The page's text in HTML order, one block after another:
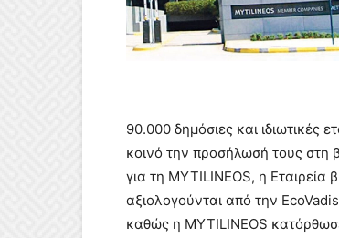
90.000 δημόσιες και ιδιωτικές
κοινό την προσήλωσή τους στη
για τη MYTILINEOS, η
αξιολογούνται από την
καθώς η MYTILINEOS